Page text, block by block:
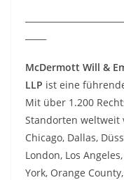
McDermott Will &
LLP ist eine
Mit über 1.200
Standorten weltweit
Chicago, Dallas,
London, Los
York, Orange